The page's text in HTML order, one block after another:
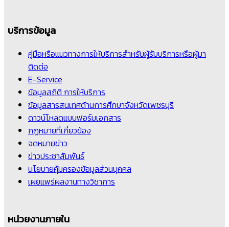
บริการข้อมูล
คู่มือหรือแนวทางการให้บริการสำหรับผู้รับบริการหรือผู้มา
ติดต่อ
E-Service
ข้อมูลสถิติ การให้บริการ
ข้อมูลสารสนเทศด้านการศึกษาจังหวัดเพชรบุรี
ดาวน์โหลดแบบฟอร์มเอกสาร
กฏหมายที่เกี่ยวข้อง
จดหมายข่าว
ข่าวประชาสัมพันธ์
นโยบายคุ้มครองข้อมูลส่วนบุคคล
เผยแพร่ผลงานทางวิชาการ
หน่วยงานภายใน